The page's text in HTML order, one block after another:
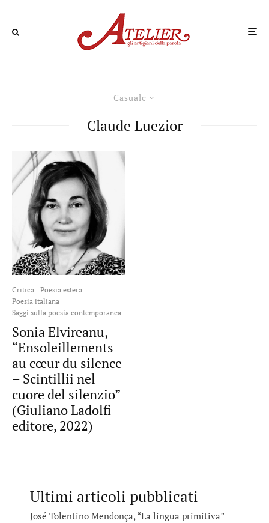
Casuale
Claude Luezior
Critica
Poesia estera
Poesia italiana
Saggi sulla poesia contemporanea
Sonia Elvireanu,
“Ensoleillements
au cœur du silence
– Scintillii nel
cuore del silenzio”
(Giuliano Ladolfi
editore, 2022)
Ultimi articoli pubblicati
José Tolentino Mendonça, “La lingua primitiva”